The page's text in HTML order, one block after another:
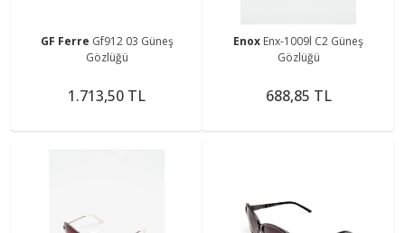
GF Ferre Gf912 03 Güneş
Gözlüğü
1.713,50 TL
Enox Enx-1009l C2 Güneş
Gözlüğü
688,85 TL